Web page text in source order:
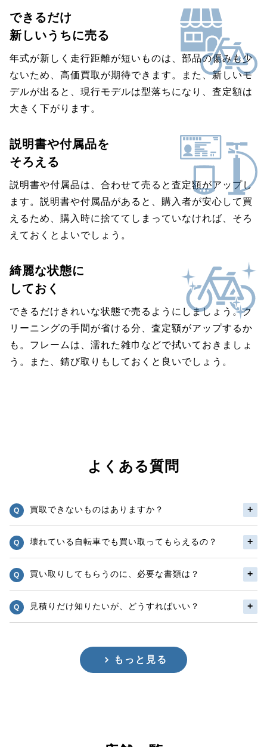
できるだけ
新しいうちに売る
年式が新しく走行距離が短いものは、部品の傷みも少
ないため、高価買取が期待できます。また、新しいモ
デルが出ると、現行モデルは型落ちになり、査定額は
大きく下がります。
説明書や付属品を
そろえる
説明書や付属品は、合わせて売ると査定額がアップし
ます。説明書や付属品があると、購入者が安心して買
えるため、購入時に捨ててしまっていなければ、そろ
えておくとよいでしょう。
綺麗な状態に
しておく
できるだけきれいな状態で売るようにしましょう。ク
リーニングの手間が省ける分、査定額がアップするか
も。フレームは、濡れた雑巾などで拭いておきましょ
う。また、錆び取りもしておくと良いでしょう。
よくある質問
買取できないものはありますか？
壊れている自転車でも買い取ってもらえるの？
買い取りしてもらうのに、必要な書類は？
見積りだけ知りたいが、どうすればいい？
もっと見る